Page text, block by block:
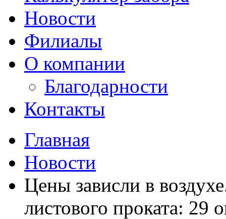
Новости
Филиалы
О компании
Благодарности
Контакты
Главная
Новости
Цены зависли в
листового проката: 29